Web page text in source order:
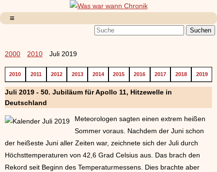
2000 2010 Juli 2019
2010 2011 2012 2013 2014 2015 2016 2017 2018 2019
Juli 2019 - 50. Jubiläum für Apollo 11, Hitzewelle in
Deutschland
Meteorologen sagten einen extrem heißen
Sommer voraus. Nachdem der Juni schon
der heißeste Juni aller Zeiten war, zeichnete sich der Juli durch
Höchsttemperaturen von 42,6 Grad Celsius aus. Das brach den
Rekord seit Beginn des Temperaturmessens. Dies brachte aber